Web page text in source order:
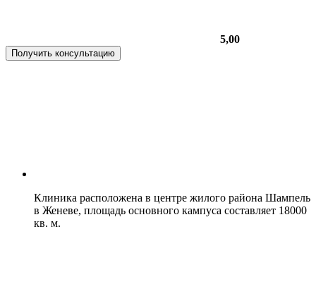
5,00
Получить консультацию
Клиника расположена в центре жилого района Шампель
в Женеве, площадь основного кампуса составляет 18000
кв. м.